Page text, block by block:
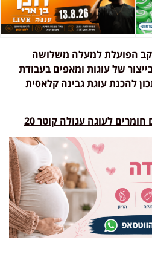
הפועלת למעלה משלושה
של עוגות ומאפים בעבודת
להכנת עוגת גבינה קלאסית
חומרים לעוגה עגולה קוטר 20